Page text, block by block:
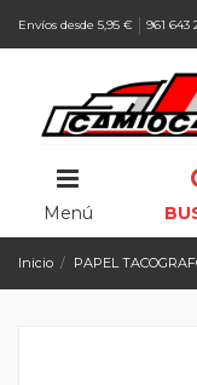
Envíos desde 5,95 € 961 643
Menú
Inicio PAPEL